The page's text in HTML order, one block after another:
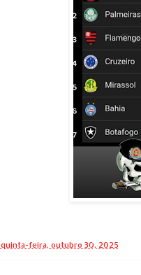
quinta-feira, outubro 30, 2025